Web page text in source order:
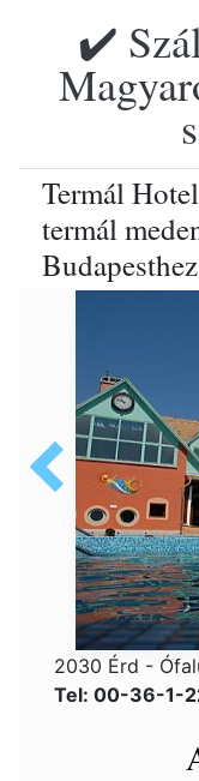
✔️
Termál
termál
2030 Érd -
Tel: 00-36-1-